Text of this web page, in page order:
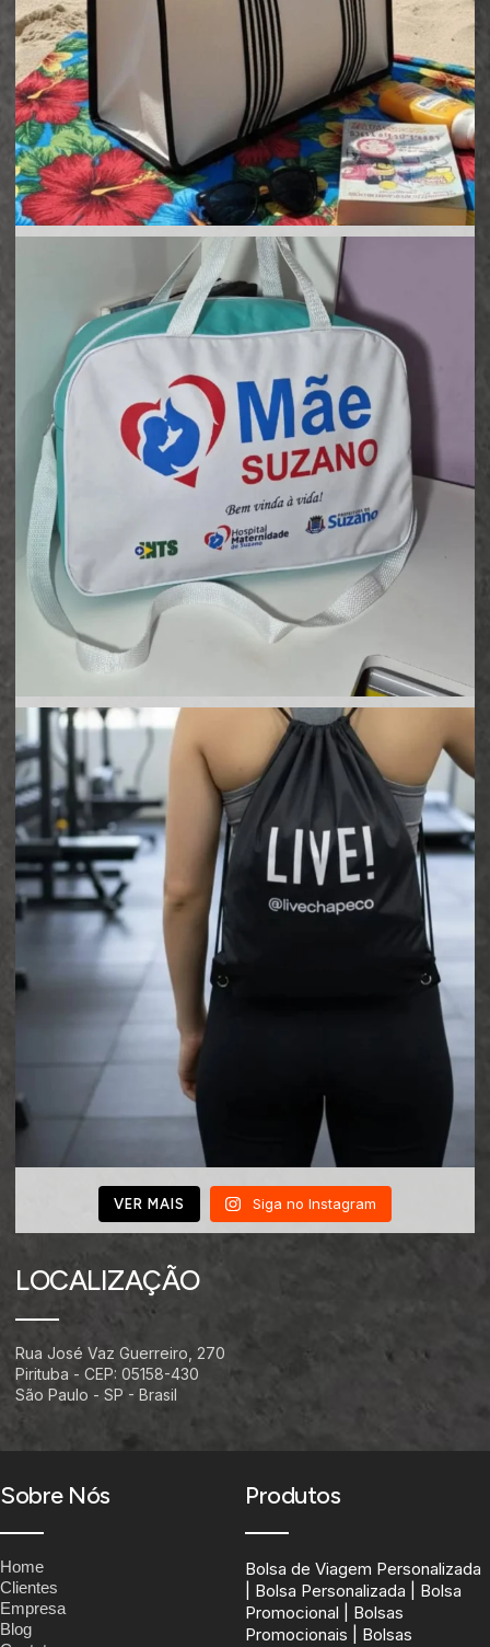
VER MAIS Siga no Instagram
LOCALIZAÇÃO
Rua José Vaz Guerreiro, 270
Pirituba - CEP: 05158-430
São Paulo - SP - Brasil
Sobre Nós
Home
Clientes
Empresa
Blog
Produtos
Bolsa de Viagem Personalizada
| Bolsa Personalizada | Bolsa
Promocional | Bolsas
Promocionais | Bolsas